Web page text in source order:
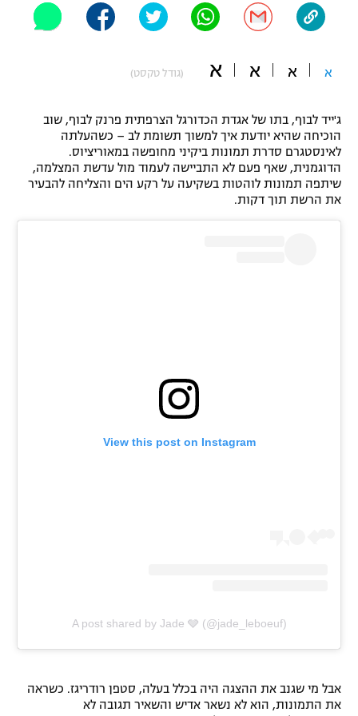
"מחצית בשכונה" – פודקאסט
משתתפים וזוכים בפרסים
תקנון משתתפים וזוכים בפרסים
תקנון עבור פעילות אלקטרה
תקנון עבור פעילות ספורט 1 – "מרלן"
טניס
גיימינג E-Sports
רשיון להקרנה פומבית לבית עסק
הצטרפות לחבילת הערוצים
אופניים
ספורט מוטורי
פוטבול אמריקאי NFL
בייסבול MLB
ספורט אתגרי ואקסטרים
א א א א (גודל טקסט)
ג'ייד לבוף, בתו של אגדת הכדורגל הצרפתית פרנק לבוף, שוב
הוכיחה שהיא יודעת איך למשוך תשומת לב – כשהעלתה
לאינסטגרם סדרת תמונות ביקיני מחופשה במאוריציוס.
הדוגמנית, שאף פעם לא התביישה לעמוד מול עדשת המצלמה,
שיתפה תמונות לוהטות בשקיעה על רקע הים והצליחה להבעיר
את הרשת תוך דקות.
View this post on Instagram
A post shared by Jade 🩶 (@jade_leboeuf)
אבל מי שגנב את ההצגה היה בכלל בעלה, סטפן רודריגז. כשראה
את התמונות, הוא לא נשאר אדיש והשאיר תגובה לא